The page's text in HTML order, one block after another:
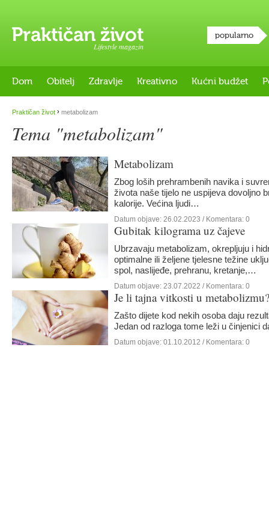
Lifestyle magazin
popularno
Dom Obitelj Zdravlje Kreativno Kućni budžet
Praktičan život › metabolizam
Tema "metabolizam"
Metabolizam
Zbog loših prehrambenih navika i
života naše tijelo ne uspijeva dovoljno
kalorije. Većina ljudi…
Datum objave: 26.02.2023 / Komentara: 0
Gubitak kilograma uz čajeve
Ubrzavaju metabolizam, okrepljuju i
optimalne ili željene tjelesne težine
spol, naslijeđe, prehranu, kretanje,…
Datum objave: 23.07.2022 / Komentara: 0
Je li tajna vitkosti u metabolizmu?
Zašto dijete kod nekih osoba daju
Jedan od razloga tome leži u činjenici
Datum objave: 01.10.2012 / Komentara: 0